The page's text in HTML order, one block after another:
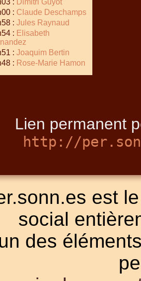
: Claude Deschamps
: Jules Raynaud
: Elisabeth
: Joaquim Bertin
: Rose-Marie Hamon
Lien permanent
http://
est
social
des